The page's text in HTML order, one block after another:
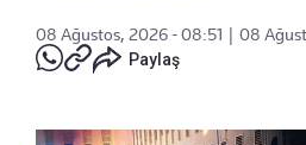
08 Ağustos, 2026 - 08:51
08
Paylaş